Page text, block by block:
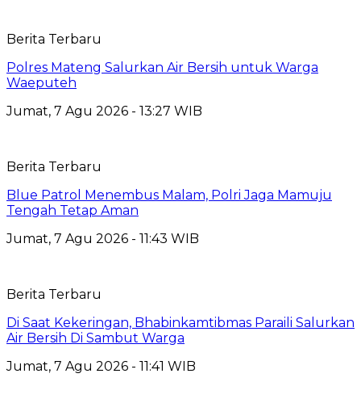
Berita Terbaru
Polres Mateng Salurkan Air Bersih untuk Warga
Waeputeh
Jumat, 7 Agu 2026 - 13:27 WIB
Berita Terbaru
Blue Patrol Menembus Malam, Polri Jaga Mamuju
Tengah Tetap Aman
Jumat, 7 Agu 2026 - 11:43 WIB
Berita Terbaru
Di Saat Kekeringan, Bhabinkamtibmas Paraili Salurkan
Air Bersih Di Sambut Warga
Jumat, 7 Agu 2026 - 11:41 WIB